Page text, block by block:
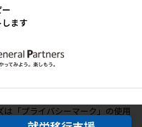
ます
「プライバシーマーク」の使用
ます。